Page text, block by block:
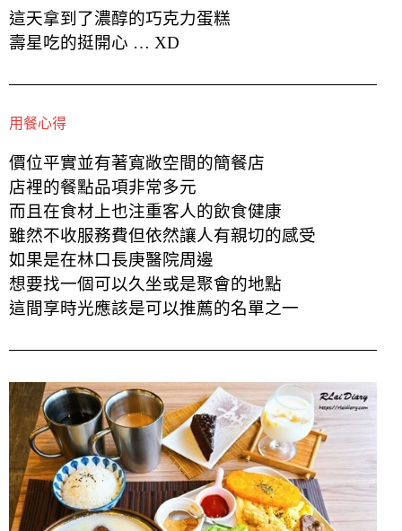
這天拿到了濃醇的巧克力蛋糕
壽星吃的挺開心 … XD
用餐心得
價位平實並有著寬敞空間的簡餐店
店裡的餐點品項非常多元
而且在食材上也注重客人的飲食健康
雖然不收服務費但依然讓人有親切的感受
如果是在林口長庚醫院周邊
想要找一個可以久坐或是聚會的地點
這間享時光應該是可以推薦的名單之一